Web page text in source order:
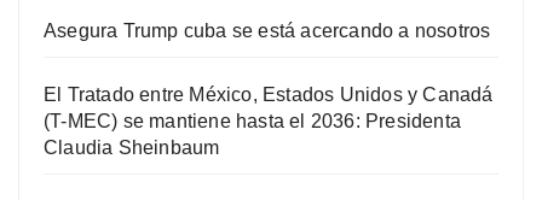
Asegura Trump cuba se está acercando a nosotros
El Tratado entre México, Estados Unidos y Canadá
(T-MEC) se mantiene hasta el 2036: Presidenta
Claudia Sheinbaum